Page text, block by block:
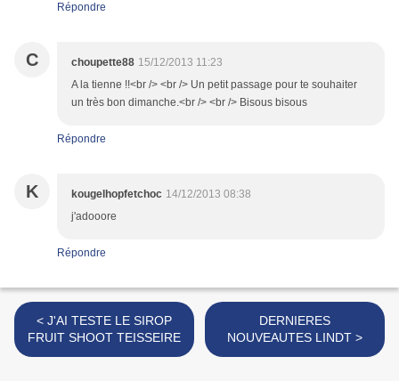
Répondre
C choupette88 15/12/2013 11:23
A la tienne !!<br /> <br /> Un petit passage pour te souhaiter
un très bon dimanche.<br /> <br /> Bisous bisous
Répondre
K kougelhopfetchoc 14/12/2013 08:38
j'adooore
Répondre
< J'AI TESTE LE SIROP
FRUIT SHOOT TEISSEIRE
DERNIERES
NOUVEAUTES LINDT >